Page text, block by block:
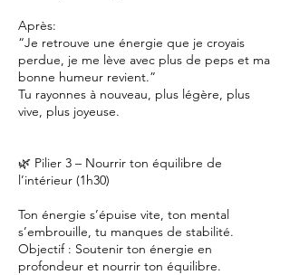
Après:
“Je retrouve une énergie que je croyais
perdue, je me lève avec plus de peps et ma
bonne humeur revient.”
Tu rayonnes à nouveau, plus légère, plus
vive, plus joyeuse.
🌿 Pilier 3 – Nourrir ton équilibre de
l’intérieur (1h30)
Ton énergie s’épuise vite, ton mental
s’embrouille, tu manques de stabilité.
Objectif : Soutenir ton énergie en
profondeur et nourrir ton équilibre.